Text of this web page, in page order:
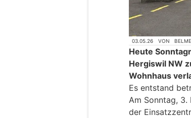
03.05.26 VON
Heute
Hergiswil NW
Wohnhaus
Es entstand
Am Sonntag,
der